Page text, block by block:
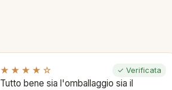
★★★★☆ ✓ Verificata
Tutto bene sia l'omballaggio sia il